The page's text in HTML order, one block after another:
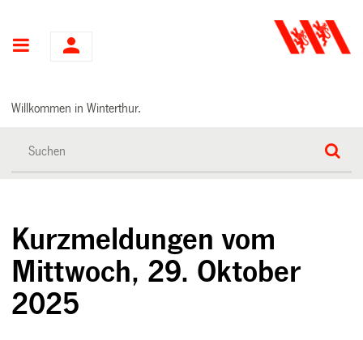
Hauptnavigation
Willkommen in Winterthur.
Kurzmeldungen vom
Mittwoch, 29. Oktober
2025